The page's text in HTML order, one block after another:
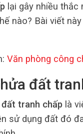
lại gây nhiều thắc
nào? Bài viết
Văn phòng công
đất
tranh chấp là
sử dụng đất đó